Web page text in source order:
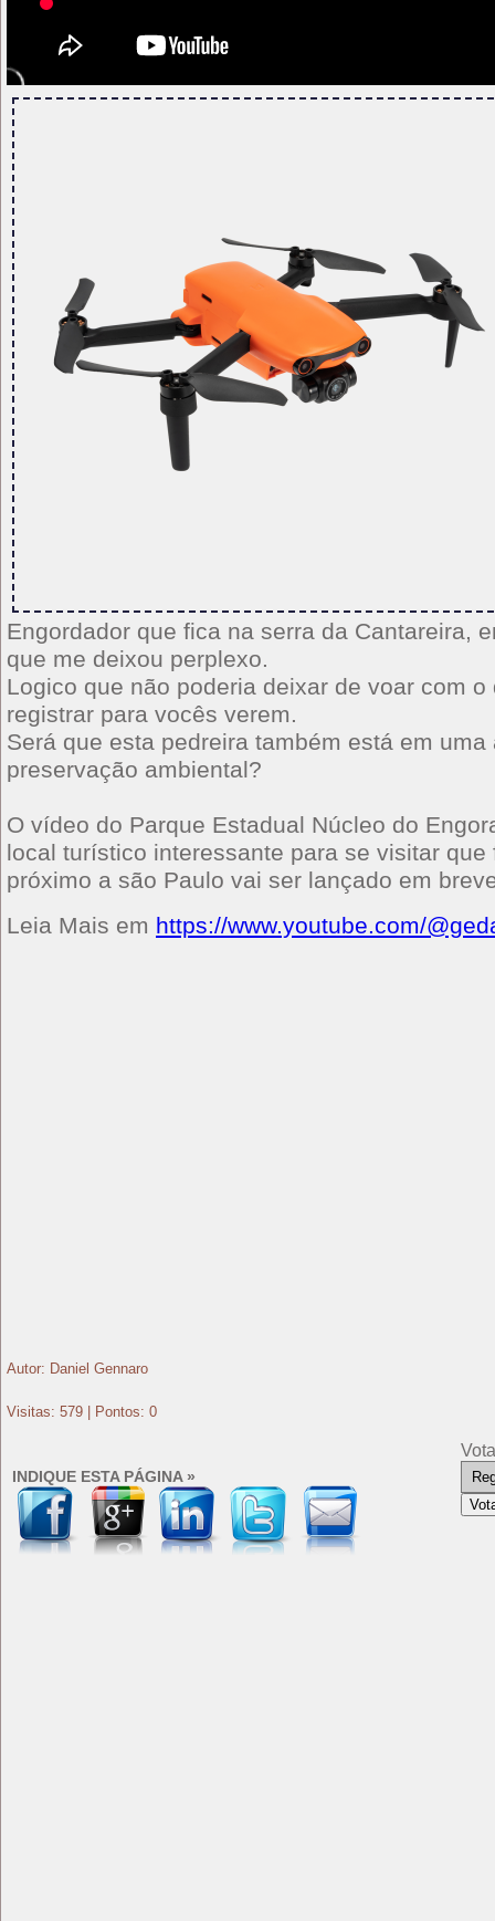
Engordador que fica na serra da Cantareira,
que me deixou perplexo.
Logico que não poderia deixar de voar com o
registrar para vocês verem.
Será que esta pedreira também está em uma
preservação ambiental?
O vídeo do Parque Estadual Núcleo do
local turístico interessante para se visitar que
próximo a são Paulo vai ser lançado em
Leia Mais em https://www.youtube.com/
Autor: Daniel Gennaro
Visitas: 579 | Pontos: 0
INDIQUE ESTA PÁGINA »